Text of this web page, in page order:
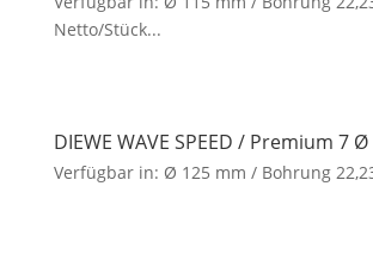
Netto/Stück...
DIEWE WAVE SPEED / Premium 7
Verfügbar in: Ø 125 mm / Bohrung